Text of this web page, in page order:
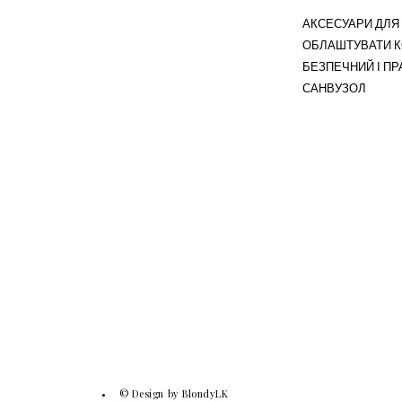
АКСЕСУАРИ ДЛЯ
ОБЛАШТУВАТИ
БЕЗПЕЧНИЙ І
САНВУЗОЛ
© Design by BlondyLK